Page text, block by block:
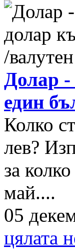
Долар -
един
Колко
лев?
за
май....
05
цялата